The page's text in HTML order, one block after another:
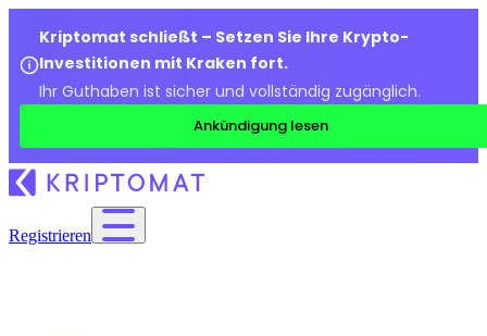
Kriptomat schließt – Setzen Sie Ihre Krypto-
Investitionen mit Kraken fort.
Ihr Guthaben ist sicher und vollständig zugänglich.
Ankündigung lesen
Registrieren